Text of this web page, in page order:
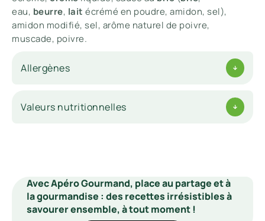
eau, beurre, lait écrémé en poudre, amidon, sel),
amidon modifié, sel, arôme naturel de poivre,
muscade, poivre.
Allergènes
Valeurs nutritionnelles
Avec Apéro Gourmand, place au partage et à
la gourmandise : des recettes irrésistibles à
savourer ensemble, à tout moment !